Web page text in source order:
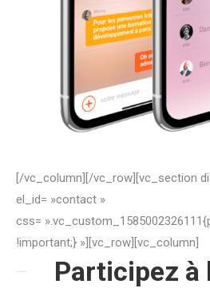
[/vc_column][/vc_row][vc_section
el_id= »contact »
css=
!important;} »][vc_row][vc_column]
Participez à